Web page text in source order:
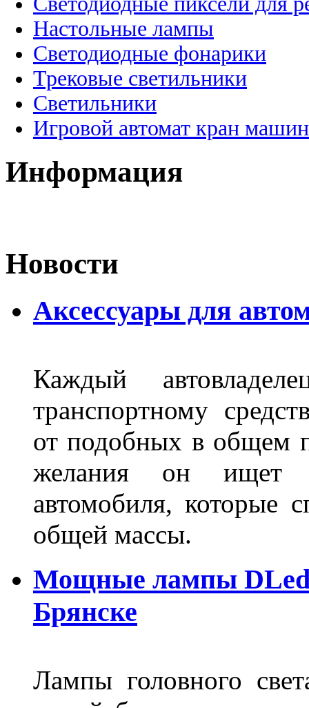
Настольные лампы
Светодиодные фонарики
Трековые светильники
Светильники
Игровой автомат кран
Информация
Новости
Аксессуары для
Каждый
транспортному
от подобных в общем
желания он ищет
автомобиля, которые
общей массы.
Мощные лампы DLed
Брянске
Лампы головного